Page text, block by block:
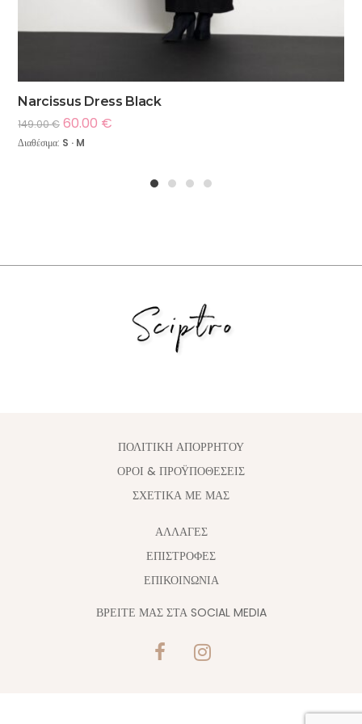
Narcissus Dress Black
149.00€ 60.00 €
Διαθέσιμα: S · M
ΠΟΛΙΤΙΚΗ ΑΠΟΡΡΗΤΟΥ
ΟΡΟΙ & ΠΡΟΫΠΟΘΕΣΕΙΣ
ΣΧΕΤΙΚΑ ΜΕ ΜΑΣ
ΑΛΛΑΓΈΣ
ΕΠΙΣΤΡΟΦΕΣ
ΕΠΙΚΟΙΝΩΝΙΑ
ΒΡΕΙΤΕ ΜΑΣ ΣΤΑ SOCIAL MEDIA